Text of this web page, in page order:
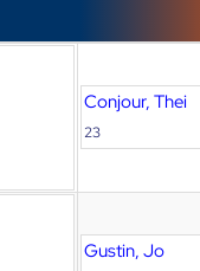
Conjour, Thei
23
Gustin, Jo